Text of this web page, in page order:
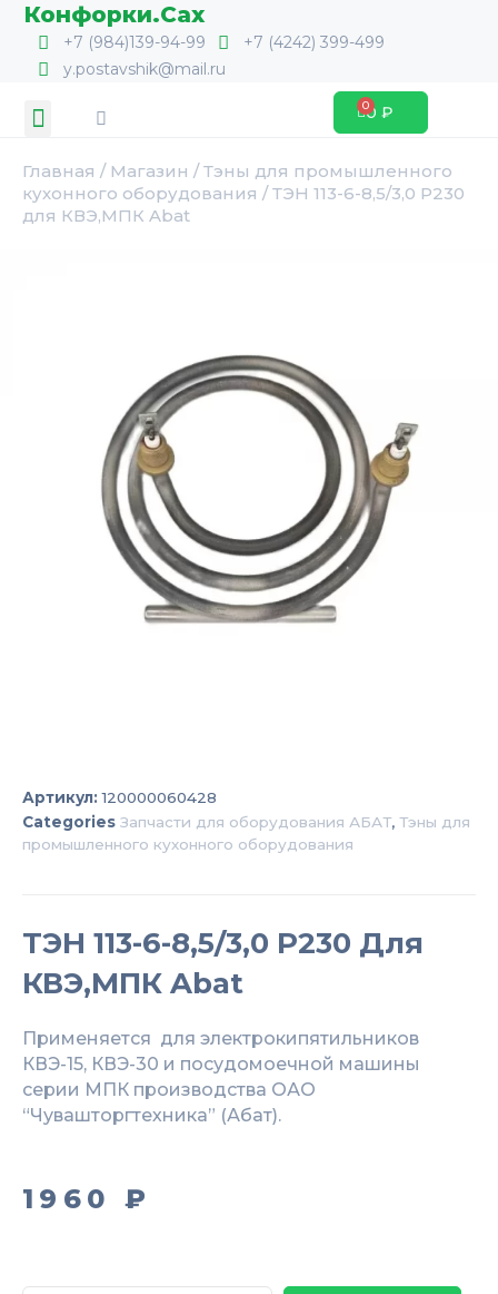
Перейти
содержимому
Конфорки.Сах
+7 (984)139-94-99
+7 (4242) 399-499
y.postavshik@mail.ru
MenuSearch 0₽
Cart
Главная / Магазин /Тэны для промышленного
кухонного оборудования / ТЭН 113-6-8,5/3,0 Р230
для КВЭ,МПК Abat
Артикул:120000060428
Categories Запчасти для оборудования АБАТ, Тэны для
промышленного кухонного оборудования
ТЭН 113-6-8,5/3,0 Р230 Для
КВЭ,МПК Abat
Применяется для электрокипятильников
КВЭ-15, КВЭ-30 и посудомоечной машины
серии МПК производства ОАО
“Чувашторгтехника” (Абат).
1960 ₽